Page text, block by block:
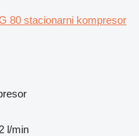
80 stacionarni kompresor
l/min